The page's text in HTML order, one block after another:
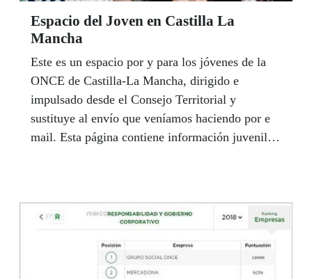
Espacio del Joven en Castilla La
Mancha
Este es un espacio por y para los jóvenes de la
ONCE de Castilla-La Mancha, dirigido e
impulsado desde el Consejo Territorial y
sustituye al envío que veníamos haciendo por e
mail. Esta página contiene información juvenil
en este espacio Joven, y junto a su equipo de
colaboradores en los centros de la ONCE en la
región está pendiente de todas las necesidades,
quejas y sugerencias de los jóvenes afiliados.